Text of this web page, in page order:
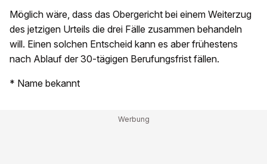
Möglich wäre, dass das Obergericht bei einem Weiterzug
des jetzigen Urteils die drei Fälle zusammen behandeln
will. Einen solchen Entscheid kann es aber frühestens
nach Ablauf der 30-tägigen Berufungsfrist fällen.
* Name bekannt